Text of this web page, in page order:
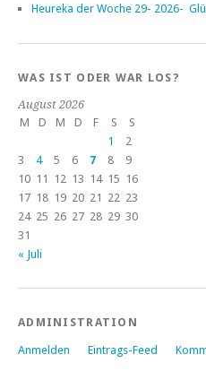
Heureka der Woche 29- 2026-
WAS IST ODER WAR LOS?
August 2026
M
D M D F S
S
1
2
3
4 5 6 7 8
9
10 11 12 13 14 15 16
17 18 19 20 21 22 23
24 25 26 27 28 29 30
31
« Juli
ADMINISTRATION
Anmelden Eintrags-Feed